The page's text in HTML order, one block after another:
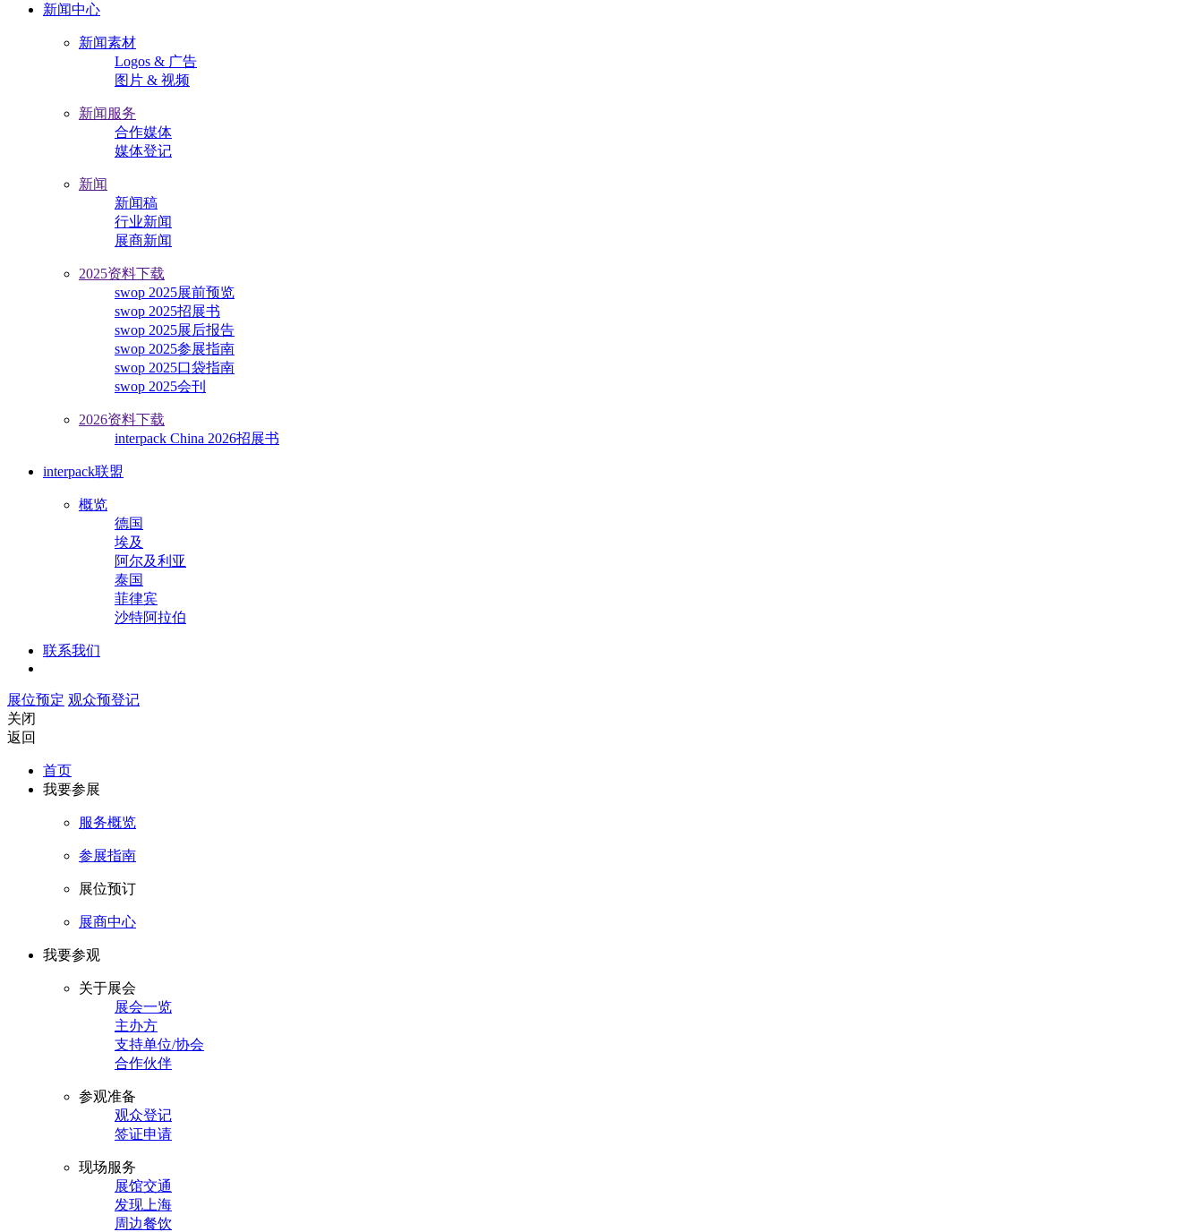
新闻中心
新闻素材
Logos & 广告
图片 & 视频
新闻服务
合作媒体
媒体登记
新闻
新闻稿
行业新闻
展商新闻
2025资料下载
swop 2025展前预览
swop 2025招展书
swop 2025展后报告
swop 2025参展指南
swop 2025口袋指南
swop 2025会刊
2026资料下载
interpack China 2026招展书
interpack联盟
概览
德国
埃及
阿尔及利亚
泰国
菲律宾
沙特阿拉伯
联系我们
展位预定 观众预登记
关闭
返回
首页
我要参展
服务概览
参展指南
展位预订
展商中心
我要参观
关于展会
展会一览
主办方
支持单位/协会
合作伙伴
参观准备
观众登记
签证申请
现场服务
展馆交通
发现上海
周边餐饮